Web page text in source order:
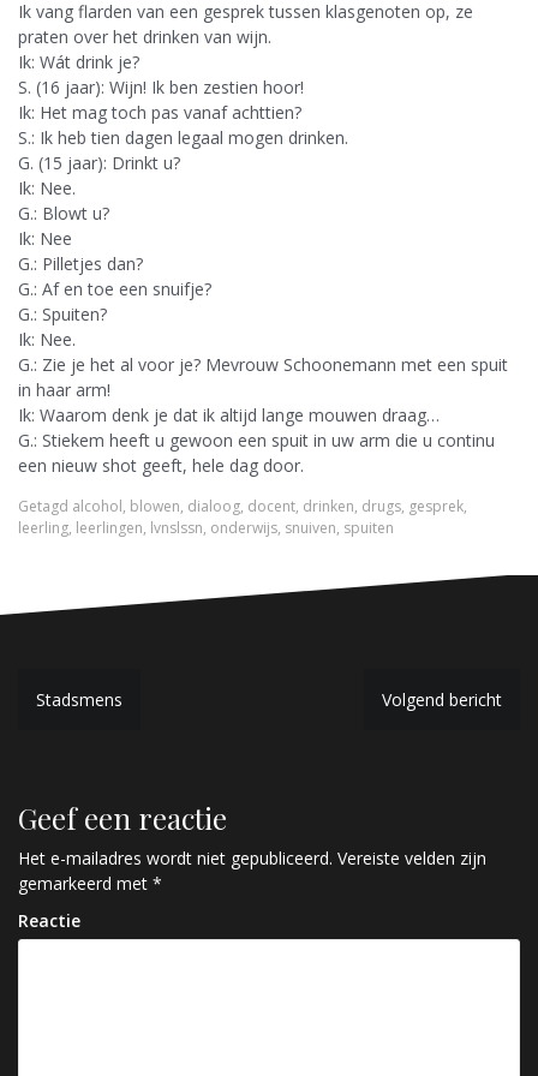
Ik vang flarden van een gesprek tussen klasgenoten op, ze
praten over het drinken van wijn.
Ik: Wát drink je?
S. (16 jaar): Wijn! Ik ben zestien hoor!
Ik: Het mag toch pas vanaf achttien?
S.: Ik heb tien dagen legaal mogen drinken.
G. (15 jaar): Drinkt u?
Ik: Nee.
G.: Blowt u?
Ik: Nee
G.: Pilletjes dan?
G.: Af en toe een snuifje?
G.: Spuiten?
Ik: Nee.
G.: Zie je het al voor je? Mevrouw Schoonemann met een spuit
in haar arm!
Ik: Waarom denk je dat ik altijd lange mouwen draag…
G.: Stiekem heeft u gewoon een spuit in uw arm die u continu
een nieuw shot geeft, hele dag door.
Getagd alcohol, blowen, dialoog, docent, drinken, drugs, gesprek,
leerling, leerlingen, lvnslssn, onderwijs, snuiven, spuiten
B
i
c
h
t
Stadsmens Volgend bericht
Geef een reactie
Het e-mailadres wordt niet gepubliceerd. Vereiste velden zijn
gemarkeerd met *
Reactie